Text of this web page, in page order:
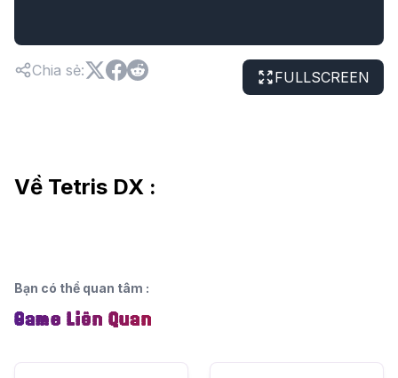
Chia sẻ: FULLSCREEN
Về Tetris DX :
Bạn có thể quan tâm :
Game Liên Quan